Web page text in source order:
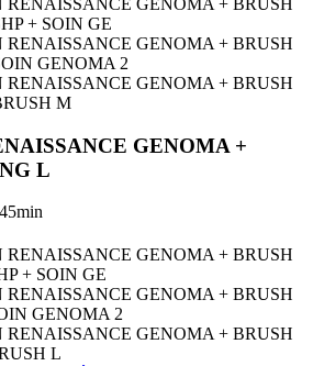
RENAISSANCE GENOMA + BRUSH
+ SOIN GE
RENAISSANCE GENOMA + BRUSH
GENOMA 2
RENAISSANCE GENOMA + BRUSH
M
GENOMA +
L
RENAISSANCE GENOMA + BRUSH
+ SOIN GE
RENAISSANCE GENOMA + BRUSH
GENOMA 2
RENAISSANCE GENOMA + BRUSH
L